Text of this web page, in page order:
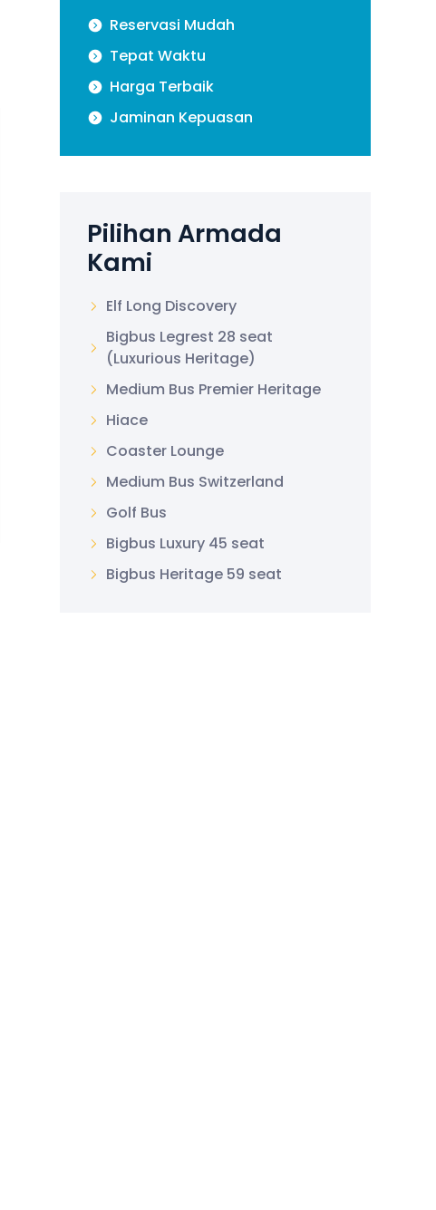
Reservasi Mudah
Tepat Waktu
Harga Terbaik
Jaminan Kepuasan
Pilihan Armada
Kami
Elf Long Discovery
Bigbus Legrest 28 seat
(Luxurious Heritage)
Medium Bus Premier Heritage
Hiace
Coaster Lounge
Medium Bus Switzerland
Golf Bus
Bigbus Luxury 45 seat
Bigbus Heritage 59 seat